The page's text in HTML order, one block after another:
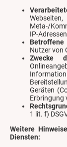
Meta-/
IP-
Betroffene
Nutzer von
Zwecke
Geräten
Erbringung
1 lit. f)
Weitere
Diensten: